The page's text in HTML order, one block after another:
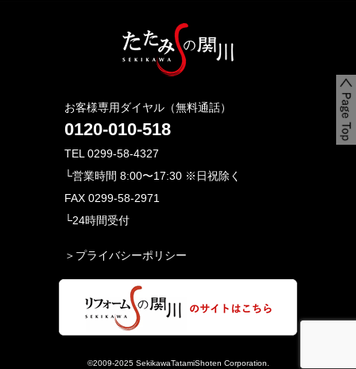
お客様専用ダイヤル（無料通話）
0120-010-518
TEL 0299-58-4327
└営業時間 8:00〜17:30 ※日祝除く
FAX 0299-58-2971
└24時間受付
＞プライバシーポリシー
©2009-2025 SekikawaTatamiShoten Corporation.